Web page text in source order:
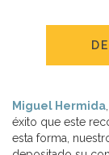
Miguel Hermida
éxito que este
esta forma,